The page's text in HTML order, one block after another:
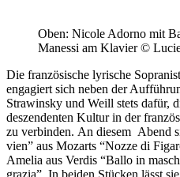
Oben: Nicole Adorno mit
Manessi am Klavier ©
Die französische lyrische
engagiert sich neben der Auffü
Strawinsky und Weill stets dafür,
deszendenten Kultur in der franzö
zu verbinden. An diesem Abend
vien” aus Mozarts “Nozze di
Amelia aus Verdis “Ballo in
grazia”. In beiden Stücken lässt